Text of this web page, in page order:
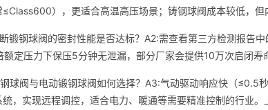
），更适合高温高压场景；铸钢球阀成本较低，但
锻钢球阀的密封性能是否达标？A2:需查看第三方检测报告
额定压力下保压5分钟无泄漏，部分厂家会提供10万次启闭寿
球阀与电动锻钢球阀如何选择？A3:气动驱动响应快（≤0.5
，实现远程调控，适合电力、暖通等需要精准控制的行业。